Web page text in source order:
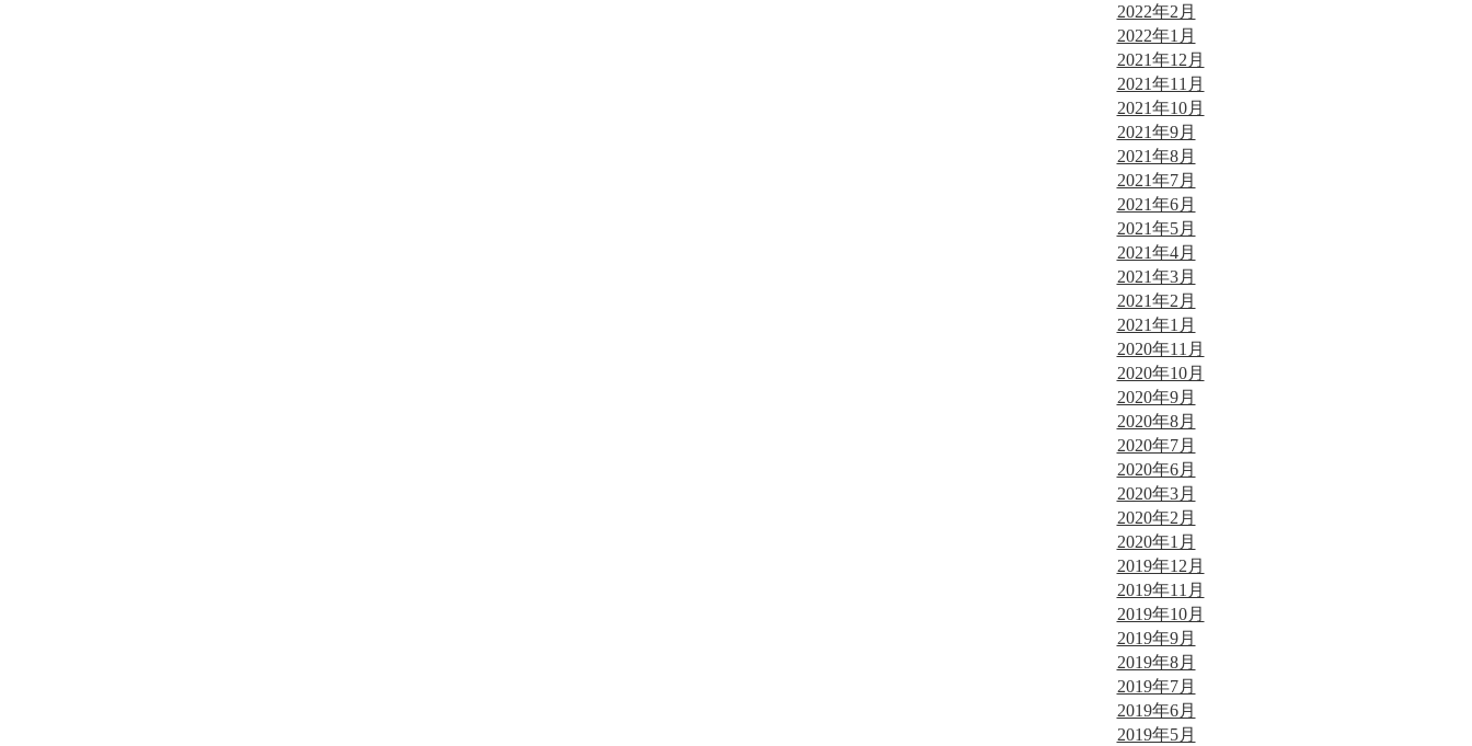
2022年2月
2022年1月
2021年12月
2021年11月
2021年10月
2021年9月
2021年8月
2021年7月
2021年6月
2021年5月
2021年4月
2021年3月
2021年2月
2021年1月
2020年11月
2020年10月
2020年9月
2020年8月
2020年7月
2020年6月
2020年3月
2020年2月
2020年1月
2019年12月
2019年11月
2019年10月
2019年9月
2019年8月
2019年7月
2019年6月
2019年5月